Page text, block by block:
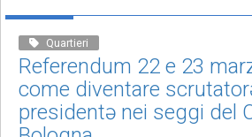
Quartieri
Referendum 22 e 23
come diventare
presidentə nei seggi del